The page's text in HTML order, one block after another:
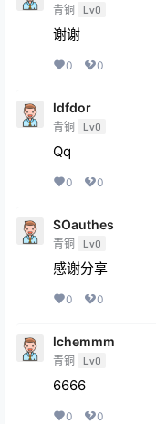
青铜 Lv0
谢谢
0 0
ldfdor
青铜 Lv0
Qq
0 0
SOauthes
青铜 Lv0
感谢分享
0 0
lchemmm
青铜 Lv0
6666
0 0